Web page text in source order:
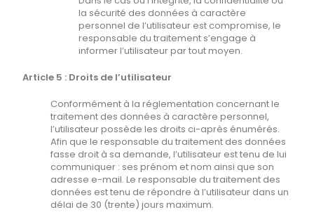
la sécurité des données à caractère
personnel de l’utilisateur est compromise, le
responsable du traitement s’engage à
informer l’utilisateur par tout moyen.
Article 5 : Droits de l’utilisateur
Conformément à la réglementation concernant le
traitement des données à caractère personnel,
l’utilisateur possède les droits ci-après énumérés.
Afin que le responsable du traitement des données
fasse droit à sa demande, l’utilisateur est tenu de lui
communiquer : ses prénom et nom ainsi que son
adresse e-mail. Le responsable du traitement des
données est tenu de répondre à l’utilisateur dans un
délai de 30 (trente) jours maximum.